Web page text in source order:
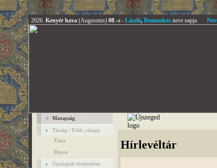
2026. Kenyér hava (Augusztus) 08.-a - László, Domonkosneve napja.
Manapság
Térség / Föld-,vízrajz
Tisza
Maros
Ujszögedi történelöm
Hírlevéltár